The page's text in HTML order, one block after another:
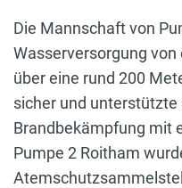
Die Mannschaft von
Wasserversorgung
über eine rund 200
sicher und
Brandbekämpfung mit
Pumpe 2 Roitham